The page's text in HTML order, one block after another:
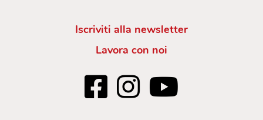
Iscriviti alla newsletter
Lavora con noi